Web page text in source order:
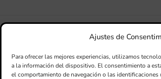
Ajustes de
Para ofrecer las mejores experiencias, utilizamos
a la información del dispositivo. El consentimiento a
el comportamiento de navegación o las